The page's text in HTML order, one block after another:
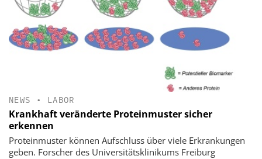
NEWS • LABOR
Krankhaft veränderte Proteinmuster sicher
erkennen
Proteinmuster können Aufschluss über viele Erkrankungen
geben. Forscher des Universitätsklinikums Freiburg